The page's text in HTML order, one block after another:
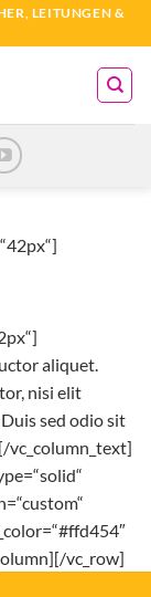
LEITUNGEN &
aliquet.
nisi elit
sed odio sit
vc_column_text]
vc_row]